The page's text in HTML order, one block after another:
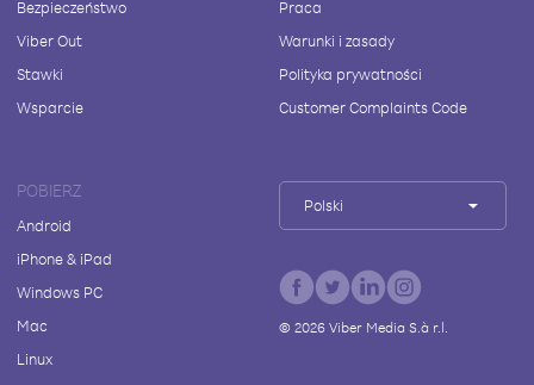
Bezpieczeństwo
Viber Out
Stawki
Wsparcie
Praca
Warunki i zasady
Polityka prywatności
Customer Complaints Code
POBIERZ
Android
iPhone & iPad
Windows PC
Mac
Linux
Polski
© 2026Viber Media S.à r.l.